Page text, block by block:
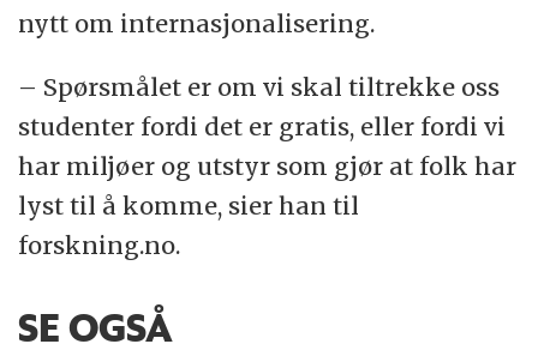
nytt om internasjonalisering.
– Spørsmålet er om vi skal tiltrekke oss
studenter fordi det er gratis, eller fordi vi
har miljøer og utstyr som gjør at folk har
lyst til å komme, sier han til
forskning.no.
SE OGSÅ